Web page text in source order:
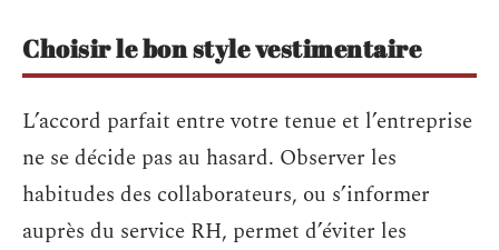
Choisir le bon style vestimentaire
L’accord parfait entre votre tenue et l’entreprise
ne se décide pas au hasard. Observer les
habitudes des collaborateurs, ou s’informer
auprès du service RH, permet d’éviter les